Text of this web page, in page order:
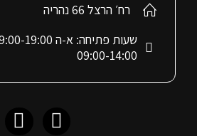
רח׳ הרצל 66 נהריה
09:00-14:00